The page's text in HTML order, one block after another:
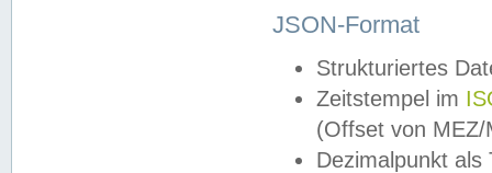
JSON-Format
Strukturiertes
Zeitstempel im
(Offset von MEZ/
Dezimalpunkt als